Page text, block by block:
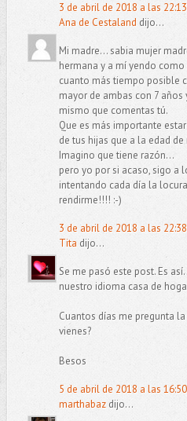
3 de abril de 2018 a las 22:13
Ana de Cestaland dijo...
Mi madre... sabia mujer
hermana y a mí yendo
cuanto más tiempo posible
mayor de ambas con 7
mismo que comentas tú.
Que es más importante
de tus hijas que a la edad
Imagino que tiene razón...
pero yo por si acaso, sigo a
intentando cada día la
rendirme!!!! :-)
3 de abril de 2018 a las 22:38
Tita dijo...
Se me pasó este post. Es
nuestro idioma casa de
Cuantos días me pregunta
vienes?
Besos
5 de abril de 2018 a las 16:50
marthabazdijo...